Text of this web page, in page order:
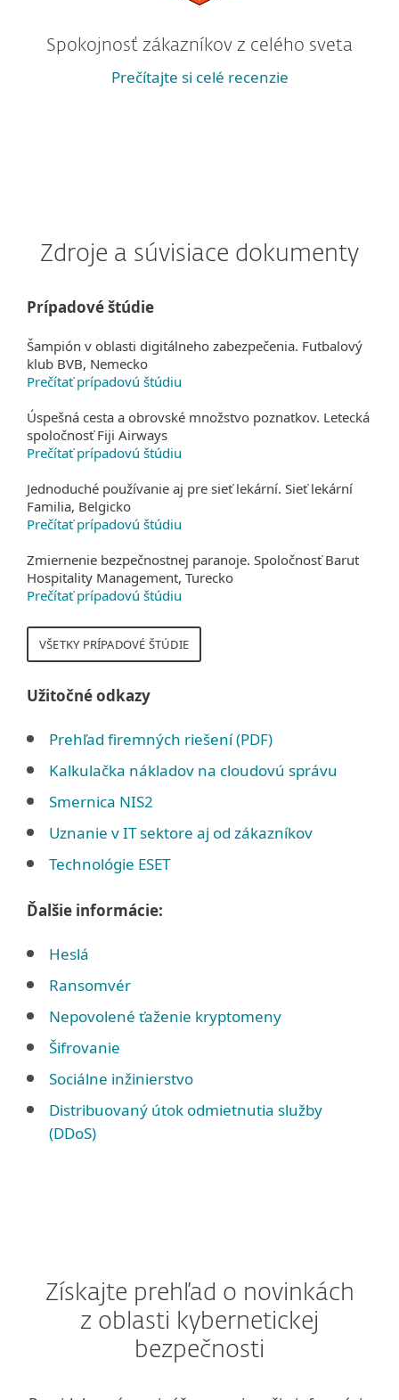
Spokojnosť zákazníkov z celého sveta
Prečítajte si celé recenzie
Zdroje a súvisiace dokumenty
Prípadové štúdie
Šampión v oblasti digitálneho zabezpečenia. Futbalový
klub BVB, Nemecko
Prečítať prípadovú štúdiu
Úspešná cesta a obrovské množstvo poznatkov. Letecká
spoločnosť Fiji Airways
Prečítať prípadovú štúdiu
Jednoduché používanie aj pre sieť lekární. Sieť lekární
Familia, Belgicko
Prečítať prípadovú štúdiu
Zmiernenie bezpečnostnej paranoje. Spoločnosť Barut
Hospitality Management, Turecko
Prečítať prípadovú štúdiu
VŠETKY PRÍPADOVÉ ŠTÚDIE
Užitočné odkazy
Prehľad firemných riešení (PDF)
Kalkulačka nákladov na cloudovú správu
Smernica NIS2
Uznanie v IT sektore aj od zákazníkov
Technológie ESET
Ďalšie informácie:
Heslá
Ransomvér
Nepovolené ťaženie kryptomeny
Šifrovanie
Sociálne inžinierstvo
Distribuovaný útok odmietnutia služby
(DDoS)
Získajte prehľad o novinkách
z oblasti kybernetickej
bezpečnosti